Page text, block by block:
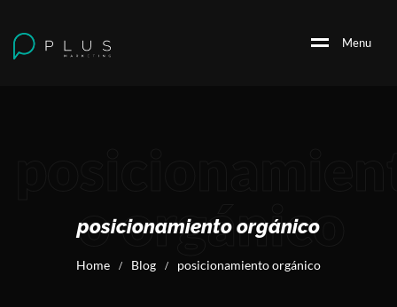
Menu
o orgánico
posicionamiento orgánico
Home / Blog / posicionamiento orgánico